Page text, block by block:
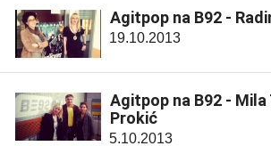
Agitpop na B92 -
19.10.2013
Agitpop na B92 - Mila
Prokić
5.10.2013